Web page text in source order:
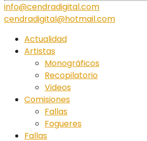
info@cendradigital.com
cendradigital@hotmail.com
Actualidad
Artistas
Monográficos
Recopilatorio
Videos
Comisiones
Fallas
Fogueres
Fallas